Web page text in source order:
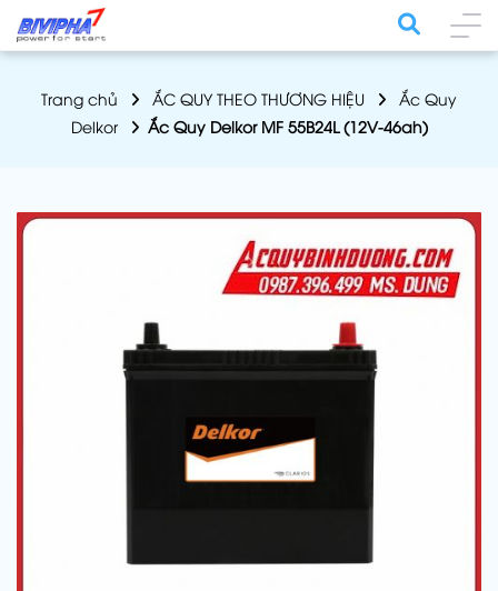
Trang chủ ẮC QUY THEO THƯƠNG HIỆU
Ắc Quy
Delkor
Ắc Quy Delkor MF 55B24L (12V-46ah)